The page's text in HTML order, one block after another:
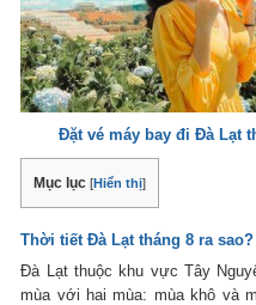
Đặt vé máy bay đi Đà Lạt
Mục lục [Hiển thị]
Thời tiết Đà Lạt tháng 8 ra sao?
Đà Lạt thuộc khu vực Tây
mùa với hai mùa: mùa khô và